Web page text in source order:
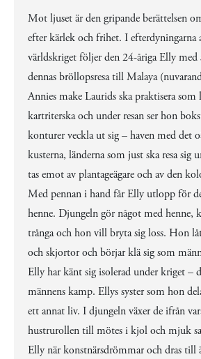
Mot ljuset är den gripande berättelsen
efter kärlek och frihet. I efterdyningarna
världskriget följer den 24-åriga Elly med
dennas bröllopsresa till Malaya
Annies make Laurids ska praktisera som
kartriterska och under resan ser hon
konturer veckla ut sig – haven med det
kusterna, länderna som just ska resa sig
tas emot av plantageägare och av den
Med pennan i hand får Elly utlopp för
henne. Djungeln gör något med henne,
trånga och hon vill bryta sig loss. Hon
och skjortor och börjar klä sig som
Elly har känt sig isolerad under kriget –
männens kamp. Ellys syster som hon
ett annat liv. I djungeln växer de ifrån
hustrurollen till mötes i kjol och mjuk
Elly när konstnärsdrömmar och dras till